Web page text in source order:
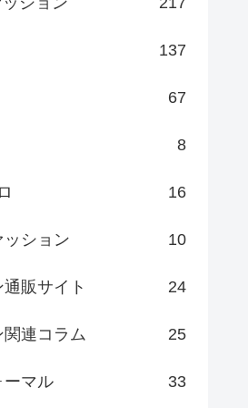
137
67
8
16
ッション 10
販サイト 24
関連コラム 25
ーマル 33